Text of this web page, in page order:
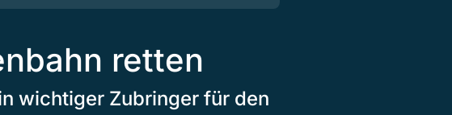
retten
wichtiger Zubringer für den